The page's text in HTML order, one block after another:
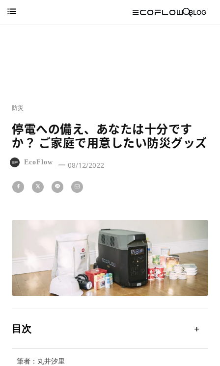
防災
停電への備え、あなたは十分です
か？ ご家庭で用意したい防災グッズ
EcoFlow 08/12/2022
目次
停電したら困ること
筆者：丸井汐里